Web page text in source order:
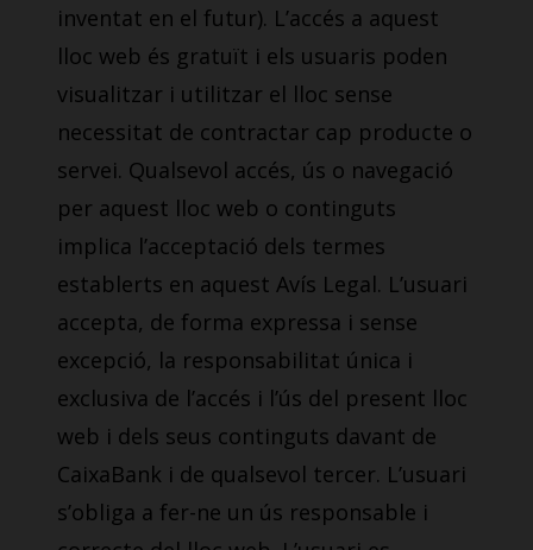
inventat en el futur). L’accés a aquest
lloc web és gratuït i els usuaris poden
visualitzar i utilitzar el lloc sense
necessitat de contractar cap producte o
servei. Qualsevol accés, ús o navegació
per aquest lloc web o continguts
implica l’acceptació dels termes
establerts en aquest Avís Legal. L’usuari
accepta, de forma expressa i sense
excepció, la responsabilitat única i
exclusiva de l’accés i l’ús del present lloc
web i dels seus continguts davant de
CaixaBank i de qualsevol tercer. L’usuari
s’obliga a fer-ne un ús responsable i